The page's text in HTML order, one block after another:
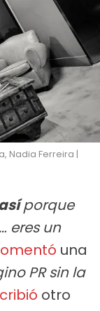
Nadia Ferreira |
porque
eres un
una
PR sin la
otro